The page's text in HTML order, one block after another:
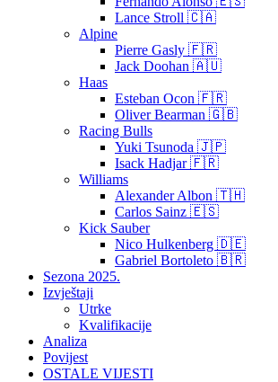
Lance Stroll 🇨🇦
Alpine
Pierre Gasly 🇫🇷
Jack Doohan 🇦🇺
Haas
Esteban Ocon 🇫🇷
Oliver Bearman 🇬🇧
Racing Bulls
Yuki Tsunoda 🇯🇵
Isack Hadjar 🇫🇷
Williams
Alexander Albon 🇹🇭
Carlos Sainz 🇪🇸
Kick Sauber
Nico Hulkenberg 🇩🇪
Gabriel Bortoleto 🇧🇷
Sezona 2025.
Izvještaji
Utrke
Kvalifikacije
Analiza
Povijest
OSTALE VIJESTI